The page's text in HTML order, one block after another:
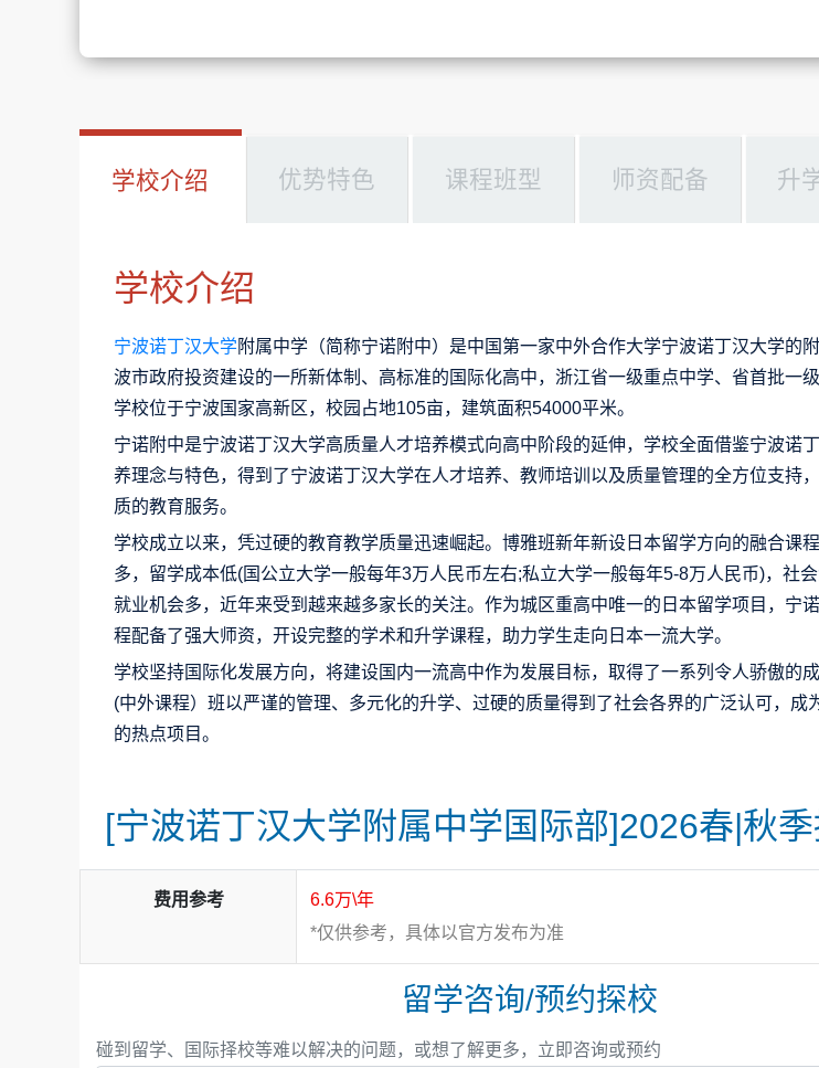
学校介绍 优势特色 课程班型 师资配备 升
学校介绍
宁波诺丁汉大学附属中学（简称宁诺附中）是中国第一家中外合作大学宁波诺丁汉大学的
波市政府投资建设的一所新体制、高标准的国际化高中，浙江省一级重点中学、省首批一级
学校位于宁波国家高新区，校园占地105亩，建筑面积54000平米。
宁诺附中是宁波诺丁汉大学高质量人才培养模式向高中阶段的延伸，学校全面借鉴宁波诺
养理念与特色，得到了宁波诺丁汉大学在人才培养、教师培训以及质量管理的全方位支持
质的教育服务。
学校成立以来，凭过硬的教育教学质量迅速崛起。博雅班新年新设日本留学方向的融合课
多，留学成本低(国公立大学一般每年3万人民币左右;私立大学一般每年5-8万人民币)，社
就业机会多，近年来受到越来越多家长的关注。作为城区重高中唯一的日本留学项目，宁
程配备了强大师资，开设完整的学术和升学课程，助力学生走向日本一流大学。
学校坚持国际化发展方向，将建设国内一流高中作为发展目标，取得了一系列令人骄傲的
(中外课程）班以严谨的管理、多元化的升学、过硬的质量得到了社会各界的广泛认可，成
的热点项目。
国际部配备强大的管理团队，创校外籍校长善剑曾是人大附中国际部创校校长、南京金陵
长；现任外籍校长西蒙、国际部主任沈吉、升学指导主管蔡可柯都来自国内顶尖中学国际部
全体外教拥有一流国际课程教学能力，中方教师均有国内外名校学习经历，具备出色的双
博雅班2023届、2024届毕业生60%以上被全球排名前30大学录取，一批学生考入帝国理
院、香港大学、爱丁堡大学等世界知名学校。其中，2023届A Level班学生
的世界名校；2024届A Level班学生除一名艺术生被伦敦艺术大学本科直录以外，
技大学以上的世界名校。
2023届丁昱翔获得AS化学考试中国区第一名；2024届谢睿获AS物理考试全球最高分
亚最高分。优秀的考试成绩为学生成功申请全球一流大学奠定了基础。
[宁波诺丁汉大学附属中学国际部]2026春|秋
费用参考
6.6万\年
*仅供参考，具体以官方发布为准
留学咨询/预约探校
碰到留学、国际择校等难以解决的问题，或想了解更多，立即咨询或预约